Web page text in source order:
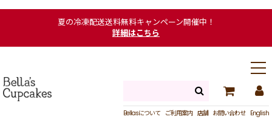
夏の冷凍配送送料無料キャンペーン開催中！
詳細はこちら
Bellasについて ご利用案内 店舗 お問い合わせ English